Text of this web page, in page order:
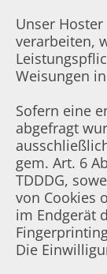
Unser
verarbeiten,
Weisungen
Sofern eine
abgefragt
gem. Art. 6
TDDDG,
von Cookies
im Endgerät
Die